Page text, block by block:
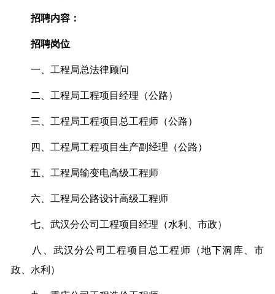
招聘内容：
招聘岗位
一、工程局总法律顾问
二、工程局工程项目经理（公路）
三、工程局工程项目总工程师（公路）
四、工程局工程项目生产副经理（公路）
五、工程局输变电高级工程师
六、工程局公路设计高级工程师
七、武汉分公司工程项目经理（水利、市政）
八、武汉分公司工程项目总工程师（地下洞库、市
政、水利）